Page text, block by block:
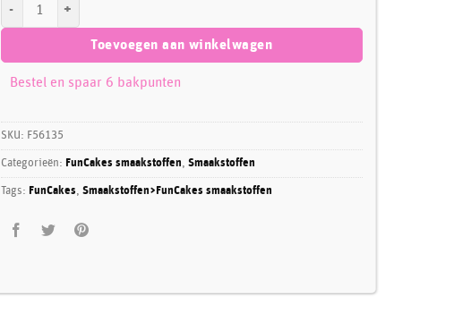
Toevoegen aan winkelwagen
Bestel en spaar 6 bakpunten
SKU: F56135
Categorieën: FunCakes smaakstoffen, Smaakstoffen
Tags: FunCakes, Smaakstoffen>FunCakes smaakstoffen